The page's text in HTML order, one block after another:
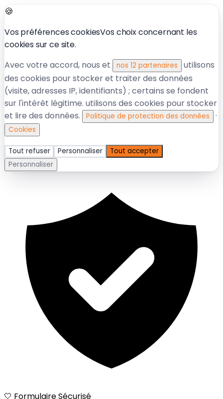
🍪
Vos préférences cookiesVos choix concernant les
cookies sur ce site.
Avec votre accord, nous et
nos 12 partenaires
utilisons
des cookies pour stocker et traiter des données
(visite, adresses IP, identifiants) ; certains se fondent
sur l'intérêt légitime. utilisons des cookies pour stocker
et lire des données.
Politique de protection des données ·
Cookies
Tout refuser Personnaliser
Tout accepter
Personnaliser
🤍 Formulaire Sécurisé